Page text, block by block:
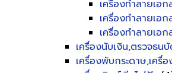
เครื่องทำลายเอก
เครื่องทำลายเอก
เครื่องทำลายเอก
เครื่องนับเงิน,ตรวจธน
เครื่องพับกระดาษ,เครื่